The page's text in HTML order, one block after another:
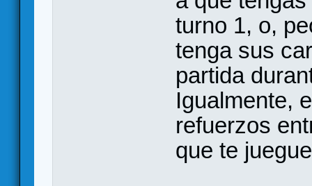
turno 1, o,
tenga sus
partida
Igualmente,
refuerzos
que te